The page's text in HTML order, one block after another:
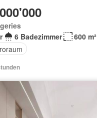
6 Badezimmer
600 m²